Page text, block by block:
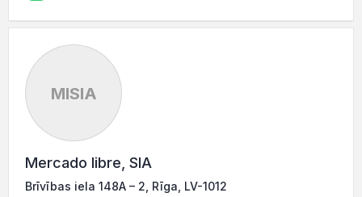
MlSIA
Mercado libre, SIA
Brīvības iela 148A – 2, Rīga, LV-1012